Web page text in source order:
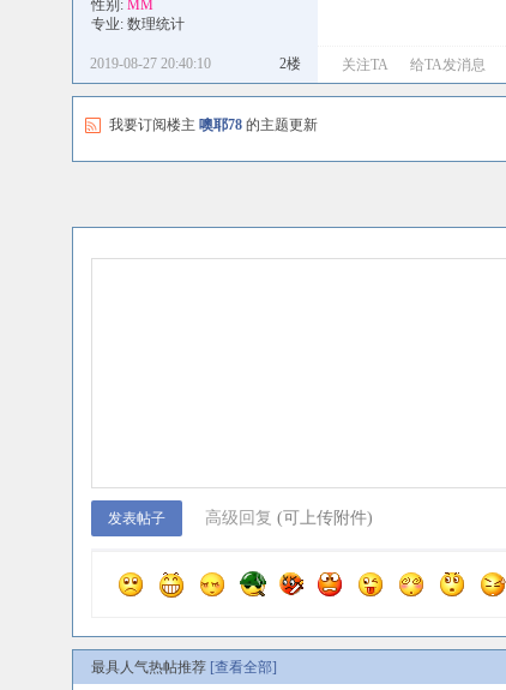
性别: MM
专业: 数理统计
2楼
2019-08-27 20:40:10 关注TA 给TA发消息
我要订阅楼主 噢耶78的主题更新
高级回复 (可上传附件)
最具人气热帖推荐 [查看全部]